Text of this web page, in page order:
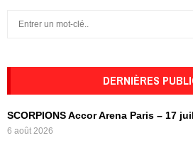
o
r
DERNIÈRES
SCORPIONS Accor Arena Paris – 17
6 août 2026